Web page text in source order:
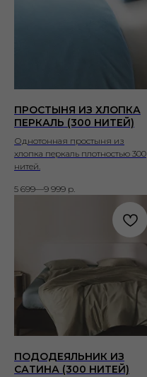
ПРОСТЫНЯ ИЗ ХЛОПКА
ПЕРКАЛЬ (300 НИТЕЙ)
Однотонная простыня из
хлопка перкаль плотностью 300
нитей.
5 699—9 999 р.
ПОДОДЕЯЛЬНИК ИЗ
САТИНА (300 НИТЕЙ)